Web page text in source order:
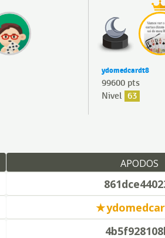
ydomedcardt8
99600 pts
Nivel 63
APODOS